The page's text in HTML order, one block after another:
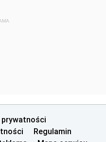
prywatności
Regulamin